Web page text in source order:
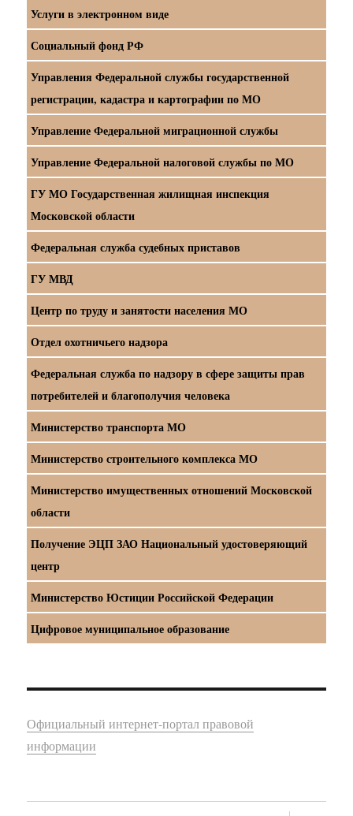
Услуги в электронном виде
Социальный фонд РФ
Управления Федеральной службы государственной
регистрации, кадастра и картографии по МО
Управление Федеральной миграционной службы
Управление Федеральной налоговой службы по МО
ГУ МО Государственная жилищная инспекция
Московской области
Федеральная служба судебных приставов
ГУ МВД
Центр по труду и занятости населения МО
Отдел охотничьего надзора
Федеральная служба по надзору в сфере защиты прав
потребителей и благополучия человека
Министерство транспорта МО
Министерство строительного комплекса МО
Министерство имущественных отношений Московской
области
Получение ЭЦП ЗАО Национальный удостоверяющий
центр
Министерство Юстиции Российской Федерации
Цифровое муниципальное образование
Официальный интернет-портал правовой
информации